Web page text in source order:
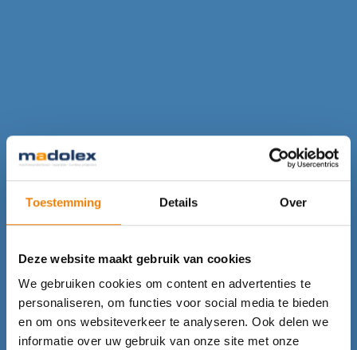
Toestemming Details Over
Deze website maakt gebruik van cookies
We gebruiken cookies om content en advertenties te
personaliseren, om functies voor social media te bieden
en om ons websiteverkeer te analyseren. Ook delen we
informatie over uw gebruik van onze site met onze